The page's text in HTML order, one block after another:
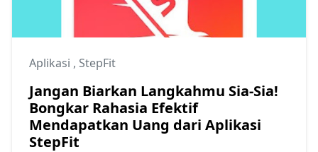
Aplikasi , StepFit
Jangan Biarkan Langkahmu Sia-Sia!
Bongkar Rahasia Efektif
Mendapatkan Uang dari Aplikasi
StepFit